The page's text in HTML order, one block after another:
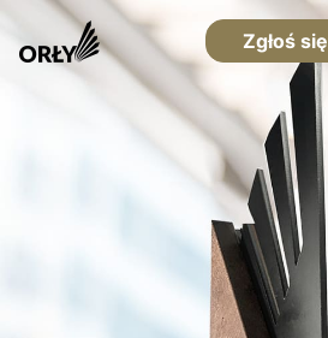
Zgłoś się